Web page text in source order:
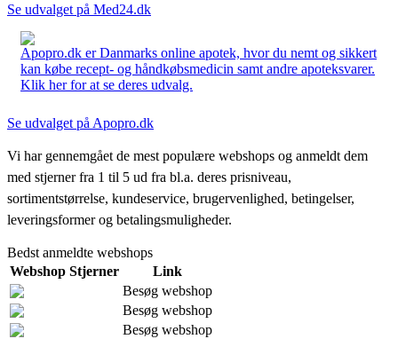
Se udvalget på Med24.dk
Apopro.dk er Danmarks online apotek, hvor du nemt og sikkert
kan købe recept- og håndkøbsmedicin samt andre apoteksvarer.
Klik her for at se deres udvalg.
Se udvalget på Apopro.dk
Vi har gennemgået de mest populære webshops og anmeldt dem
med stjerner fra 1 til 5 ud fra bl.a. deres prisniveau,
sortimentstørrelse, kundeservice, brugervenlighed, betingelser,
leveringsformer og betalingsmuligheder.
Bedst anmeldte webshops
Webshop Stjerner
Link
Besøg webshop
Besøg webshop
Besøg webshop